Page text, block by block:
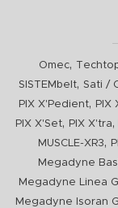
Omec,
SISTEMbelt, Sati /
PIX X'Pedient, PIX
PIX X'Set, PIX X'tra,
MUSCLE-XR3,
Megadyne
Megadyne Linea
Megadyne Isoran